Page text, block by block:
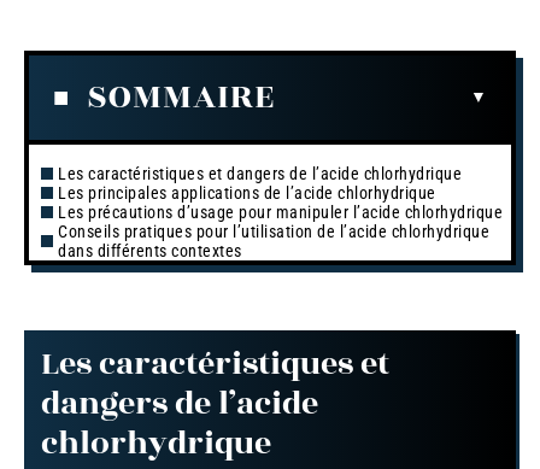
SOMMAIRE
Les caractéristiques et dangers de l’acide chlorhydrique
Les principales applications de l’acide chlorhydrique
Les précautions d’usage pour manipuler l’acide chlorhydrique
Conseils pratiques pour l’utilisation de l’acide chlorhydrique
dans différents contextes
Les caractéristiques et
dangers de l’acide
chlorhydrique